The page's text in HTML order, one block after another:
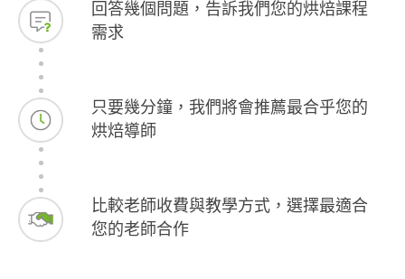
回答幾個問題，告訴我們您的烘焙課程
需求
只要幾分鐘，我們將會推薦最合乎您的
烘焙導師
比較老師收費與教學方式，選擇最適合
您的老師合作